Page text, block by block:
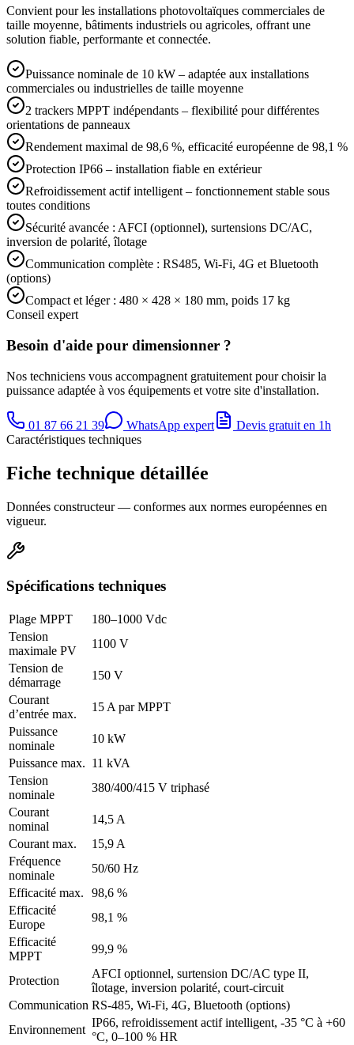
Convient pour les installations photovoltaïques commerciales de
taille moyenne, bâtiments industriels ou agricoles, offrant une
solution fiable, performante et connectée.
Puissance nominale de 10 kW – adaptée aux installations
commerciales ou industrielles de taille moyenne
2 trackers MPPT indépendants – flexibilité pour différentes
orientations de panneaux
Rendement maximal de 98,6 %, efficacité européenne de 98,1 %
Protection IP66 – installation fiable en extérieur
Refroidissement actif intelligent – fonctionnement stable sous
toutes conditions
Sécurité avancée : AFCI (optionnel), surtensions DC/AC,
inversion de polarité, îlotage
Communication complète : RS485, Wi-Fi, 4G et Bluetooth
(options)
Compact et léger : 480 × 428 × 180 mm, poids 17 kg
Conseil expert
Besoin d'aide pour dimensionner ?
Nos techniciens vous accompagnent gratuitement pour choisir la
puissance adaptée à vos équipements et votre site d'installation.
01 87 66 21 39 WhatsApp expert
Devis gratuit en 1h
Caractéristiques techniques
Fiche technique détaillée
Données constructeur — conformes aux normes européennes en
vigueur.
Spécifications techniques
Plage MPPT
180–1000 Vdc
Tension
maximale PV
1100 V
Tension de
démarrage
150 V
Courant
d’entrée max.
15 A par MPPT
Puissance
nominale
10 kW
Puissance max. 11 kVA
Tension
nominale
380/400/415 V triphasé
Courant
nominal
14,5 A
Courant max.
15,9 A
Fréquence
nominale
50/60 Hz
Efficacité max.
98,6 %
Efficacité
Europe
98,1 %
Efficacité
MPPT
99,9 %
Protection
AFCI optionnel, surtension DC/AC type II,
îlotage, inversion polarité, court-circuit
Communication RS‑485, Wi‑Fi, 4G, Bluetooth (options)
Environnement
IP66, refroidissement actif intelligent, -35 °C à +60
°C, 0–100 % HR